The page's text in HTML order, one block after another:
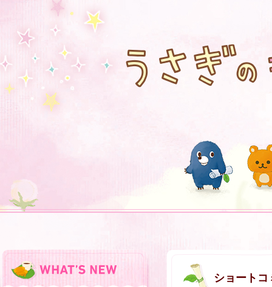
ショート